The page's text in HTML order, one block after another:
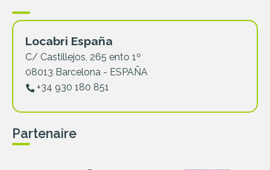
Locabri España
C/ Castillejos, 265 ento 1º
08013 Barcelona - ESPAÑA
+34 930 180 851
Partenaire